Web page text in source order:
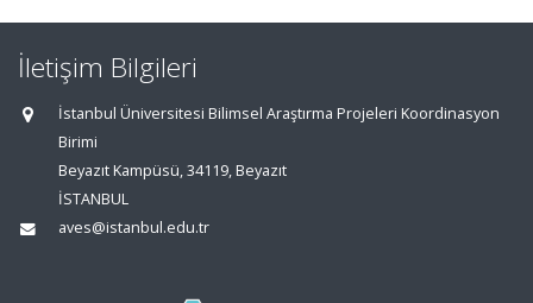
İletişim Bilgileri
İstanbul Üniversitesi Bilimsel Araştırma Projeleri Koordinasyon
Birimi
Beyazıt Kampüsü, 34119, Beyazıt
İSTANBUL
aves@istanbul.edu.tr